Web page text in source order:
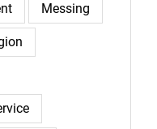
Messing